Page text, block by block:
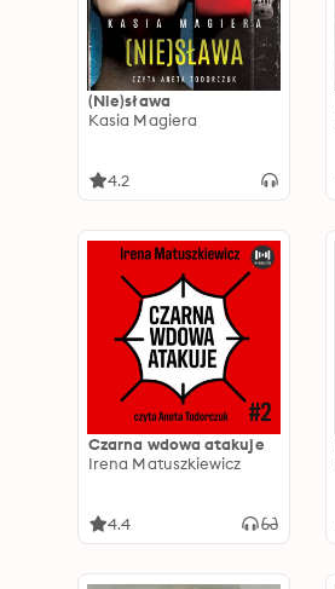
(Nie)sława
Kasia Magiera
4.2
Czarna wdowa atakuje
Irena Matuszkiewicz
4.4